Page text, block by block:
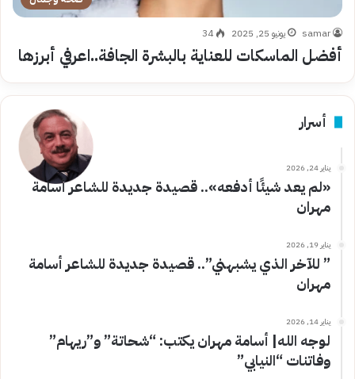
samar يونيو 25, 2025 34
أفضل الماسكات للعناية بالبشرة الجافة..اعرفي أبرزها
أسرار
يناير 24, 2026
«لم يعد شيئًا أدفعه».. قصيدة جديدة للشاعر أسامة
مهران
يناير 19, 2026
” للآخر الذي يشبهني”.. قصيدة جديدة للشاعر أسامة
مهران
يناير 14, 2026
لوجه الله| أسامة مهران يكتب: “شحاتة” و”ريهام”
وفاتنات “النيابي”